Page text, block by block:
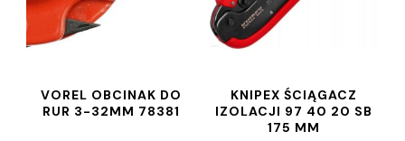
VOREL OBCINAK DO
RUR 3-32MM 78381
KNIPEX ŚCIĄGACZ
IZOLACJI 97 40 20 SB
175 MM